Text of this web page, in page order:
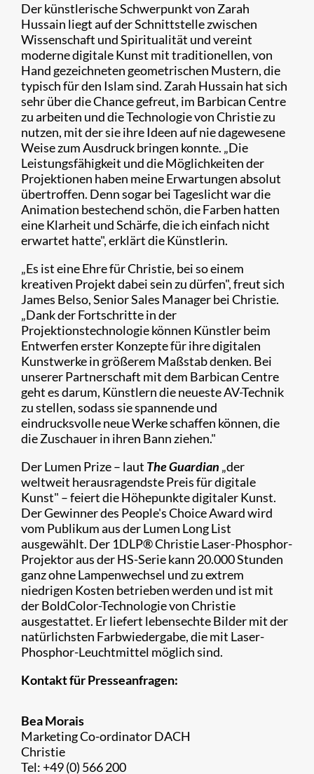
Der künstlerische Schwerpunkt von Zarah
Hussain liegt auf der Schnittstelle zwischen
Wissenschaft und Spiritualität und vereint
moderne digitale Kunst mit traditionellen, von
Hand gezeichneten geometrischen Mustern, die
typisch für den Islam sind. Zarah Hussain hat sich
sehr über die Chance gefreut, im Barbican Centre
zu arbeiten und die Technologie von Christie zu
nutzen, mit der sie ihre Ideen auf nie dagewesene
Weise zum Ausdruck bringen konnte. „Die
Leistungsfähigkeit und die Möglichkeiten der
Projektionen haben meine Erwartungen absolut
übertroffen. Denn sogar bei Tageslicht war die
Animation bestechend schön, die Farben hatten
eine Klarheit und Schärfe, die ich einfach nicht
erwartet hatte", erklärt die Künstlerin.
„Es ist eine Ehre für Christie, bei so einem
kreativen Projekt dabei sein zu dürfen", freut sich
James Belso, Senior Sales Manager bei Christie.
„Dank der Fortschritte in der
Projektionstechnologie können Künstler beim
Entwerfen erster Konzepte für ihre digitalen
Kunstwerke in größerem Maßstab denken. Bei
unserer Partnerschaft mit dem Barbican Centre
geht es darum, Künstlern die neueste AV-Technik
zu stellen, sodass sie spannende und
eindrucksvolle neue Werke schaffen können, die
die Zuschauer in ihren Bann ziehen."
Der Lumen Prize – laut The Guardian „der
weltweit herausragendste Preis für digitale
Kunst" – feiert die Höhepunkte digitaler Kunst.
Der Gewinner des People's Choice Award wird
vom Publikum aus der Lumen Long List
ausgewählt. Der 1DLP® Christie Laser-Phosphor-
Projektor aus der HS-Serie kann 20.000 Stunden
ganz ohne Lampenwechsel und zu extrem
niedrigen Kosten betrieben werden und ist mit
der BoldColor-Technologie von Christie
ausgestattet. Er liefert lebensechte Bilder mit der
natürlichsten Farbwiedergabe, die mit Laser-
Phosphor-Leuchtmittel möglich sind.​
Kontakt für Presseanfragen:
Bea Morais
Marketing Co-ordinator DACH
Christie
Tel: +49 (0) 566 200